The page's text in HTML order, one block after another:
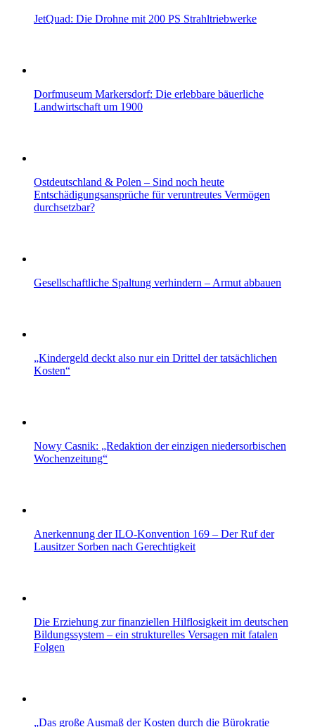
JetQuad: Die Drohne mit 200 PS Strahltriebwerke
Dorfmuseum Markersdorf: Die erlebbare bäuerliche
Landwirtschaft um 1900
Ostdeutschland & Polen – Sind noch heute
Entschädigungsansprüche für veruntreutes Vermögen
durchsetzbar?
Gesellschaftliche Spaltung verhindern – Armut abbauen
„Kindergeld deckt also nur ein Drittel der tatsächlichen
Kosten“
Nowy Casnik: „Redaktion der einzigen niedersorbischen
Wochenzeitung“
Anerkennung der ILO-Konvention 169 – Der Ruf der
Lausitzer Sorben nach Gerechtigkeit
Die Erziehung zur finanziellen Hilflosigkeit im deutschen
Bildungssystem – ein strukturelles Versagen mit fatalen
Folgen
„Das große Ausmaß der Kosten durch die Bürokratie